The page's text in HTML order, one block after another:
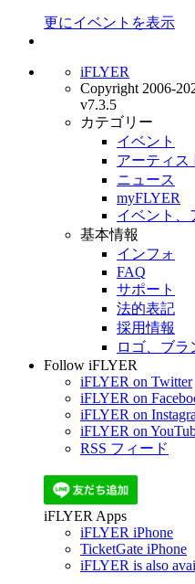
更にイベントを表示
iFLYER
Copyright 2006-
v7.3.5
カテゴリー
イベント
アーティス
ニュース
myFLYER
イベント、
基本情報
インフォ
FAQ
サポート
法的表記
採用情報
ロゴ、ブラ
Follow iFLYER
iFLYER on Twitter
iFLYER on
iFLYER on
iFLYER on
RSS フィード
iFLYER Apps
iFLYER iPhone
TicketGate iPhone
iFLYER is also